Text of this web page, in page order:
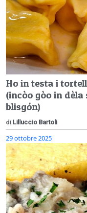
Ho in testa i
(incòo gòo in
blisgón)
di Lilluccio Bartoli
29 ottobre 2025